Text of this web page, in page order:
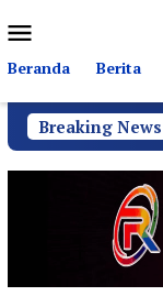
ke
kontenMobile
Beranda Berita
Breaking News
Nelayan